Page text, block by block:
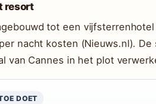
resort
tot een
nacht kosten (Nieuws.nl).
van Cannes in het plot
DOET